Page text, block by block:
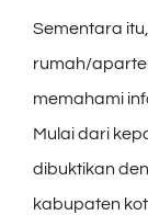
Sementara
rumah/
memahami
Mulai dari
dibuktikan
kabupaten